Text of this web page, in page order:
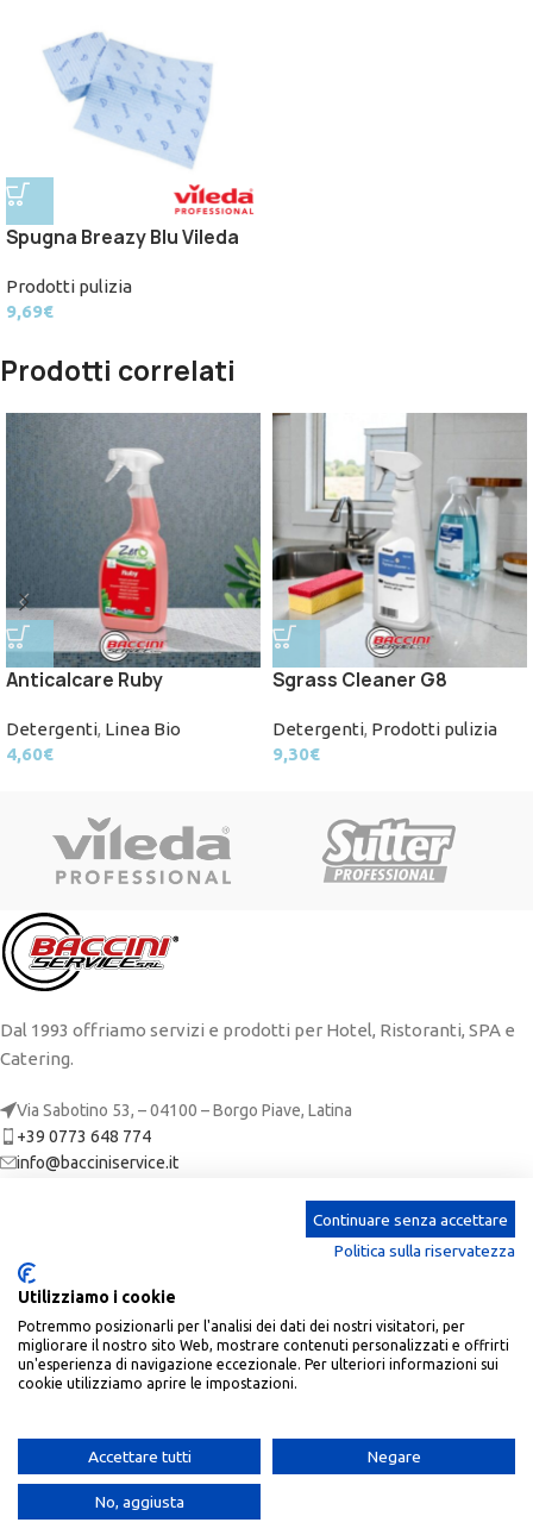
Spugna Breazy Blu Vileda
Prodotti pulizia
9,69€
Prodotti correlati
Anticalcare Ruby
Detergenti, Linea Bio
4,60€
Sgrass Cleaner G8
Detergenti, Prodotti pulizia
9,30€
Dal 1993 offriamo servizi e prodotti per Hotel, Ristoranti, SPA e
Catering.
Via Sabotino 53, – 04100 – Borgo Piave, Latina
+39 0773 648 774
info@bacciniservice.it
CATEGORIE
ACCOUNT
Baccini Service| P.Iva: 02673650590 | REA: LT-190305 |
Continuare senza accettare
Politica sulla riservatezza
Utilizziamo i cookie
Potremmo posizionarli per l'analisi dei dati dei nostri visitatori, per
migliorare il nostro sito Web, mostrare contenuti personalizzati e offrirti
un'esperienza di navigazione eccezionale. Per ulteriori informazioni sui
cookie utilizziamo aprire le impostazioni.
Accettare tutti Negare
No, aggiusta